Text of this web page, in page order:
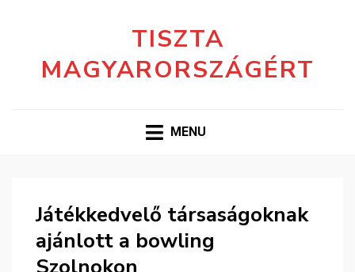
TISZTA
MAGYARORSZÁGÉRT
MENU
Játékkedvelő társaságoknak
ajánlott a bowling